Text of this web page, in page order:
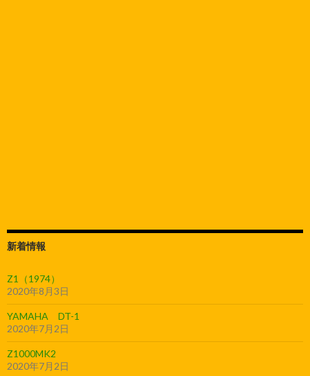
新着情報
Z1（1974）
2020年8月3日
YAMAHA DT-1
2020年7月2日
Z1000MK2
2020年7月2日